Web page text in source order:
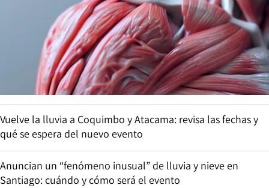
Vuelve la lluvia a Coquimbo y Atacama: revisa las fechas y
qué se espera del nuevo evento
Anuncian un “fenómeno inusual” de lluvia y nieve en
Santiago: cuándo y cómo será el evento